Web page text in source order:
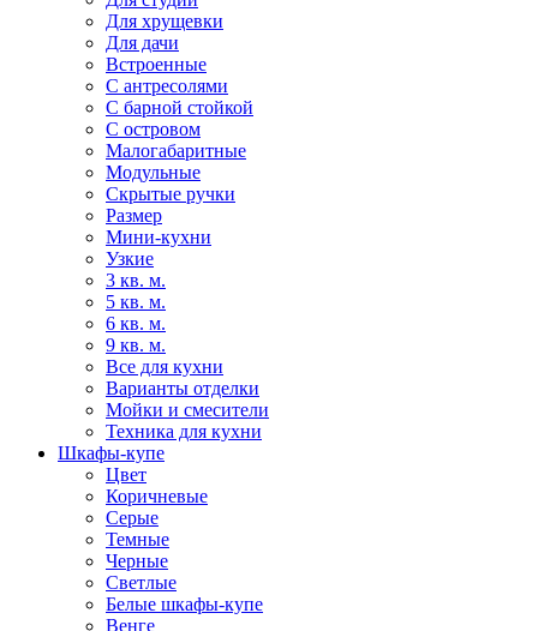
Для хрущевки
Для дачи
Встроенные
С антресолями
С барной стойкой
С островом
Малогабаритные
Модульные
Скрытые ручки
Размер
Мини-кухни
Узкие
3 кв. м.
5 кв. м.
6 кв. м.
9 кв. м.
Все для кухни
Варианты отделки
Мойки и смесители
Техника для кухни
Шкафы-купе
Цвет
Коричневые
Серые
Темные
Черные
Светлые
Белые шкафы-купе
Венге